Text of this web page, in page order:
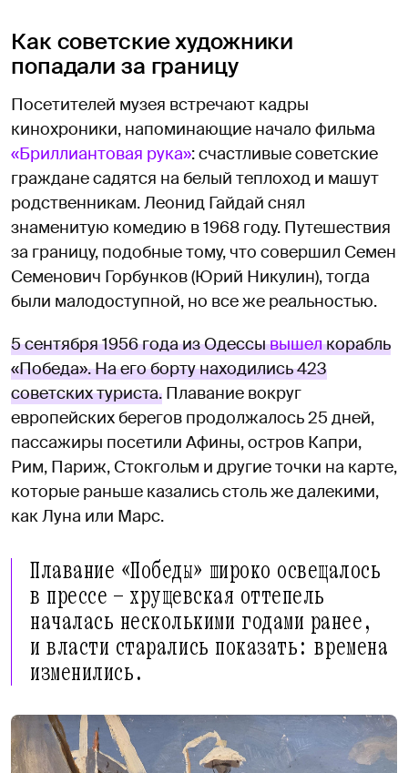
Как советские художники
попадали за границу
Посетителей музея встречают кадры
кинохроники, напоминающие начало фильма
«Бриллиантовая рука»: счастливые советские
граждане садятся на белый теплоход и машут
родственникам. Леонид Гайдай снял
знаменитую комедию в 1968 году. Путешествия
за границу, подобные тому, что совершил Семен
Семенович Горбунков (Юрий Никулин), тогда
были малодоступной, но все же реальностью.
5 сентября 1956 года из Одессывышелкорабль
«Победа». На его борту находились 423
советских туриста. Плавание вокруг
европейских берегов продолжалось 25 дней,
пассажиры посетили Афины, остров Капри,
Рим, Париж, Стокгольм и другие точки на карте,
которые раньше казались столь же далекими,
как Луна или Марс.
Плавание «Победы» широко освещалось
в прессе — хрущевская оттепель
началась несколькими годами ранее,
и власти старались показать: времена
изменились.